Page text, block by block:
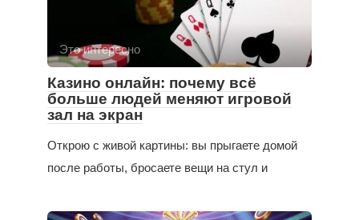
Это интересно
Казино онлайн: почему всё
больше людей меняют игровой
зал на экран
Открою с живой картины: вы прыгаете домой
после работы, бросаете вещи на стул и